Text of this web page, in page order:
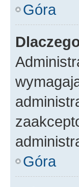
Góra
Góra